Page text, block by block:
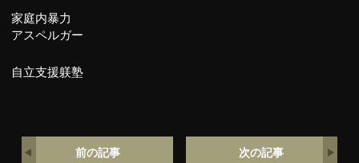
家庭内暴力
アスペルガー
自立支援躾塾
前の記事 次の記事